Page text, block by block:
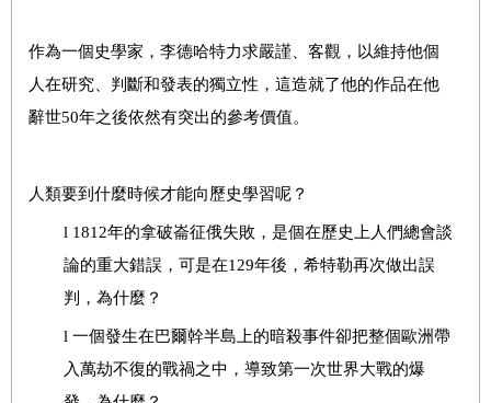
作為一個史學家，李德哈特力求嚴謹、客觀，以維持他個
人在研究、判斷和發表的獨立性，這造就了他的作品在他
辭世50年之後依然有突出的參考價值。
人類要到什麼時候才能向歷史學習呢？
l 1812年的拿破崙征俄失敗，是個在歷史上人們總會談
論的重大錯誤，可是在129年後，希特勒再次做出誤
判，為什麼？
l 一個發生在巴爾幹半島上的暗殺事件卻把整個歐洲帶
入萬劫不復的戰禍之中，導致第一次世界大戰的爆